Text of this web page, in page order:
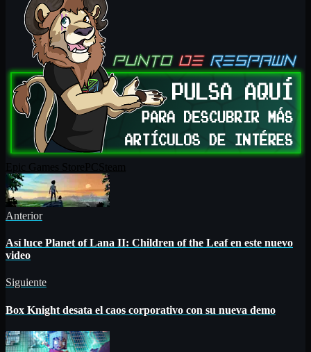
Anterior
Así luce Planet of Lana II: Children of the Leaf en este nuevo
video
Siguiente
Box Knight desata el caos corporativo con su nueva demo